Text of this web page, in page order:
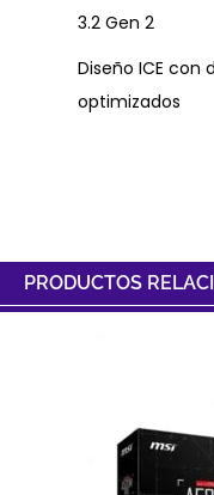
3.2 Gen 2
Diseño ICE con
optimizados
PRODUCTOS